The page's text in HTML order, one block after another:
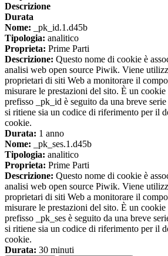
Descrizione
Durata
Nome: _pk_id.1.d45b
Tipologia: analitico
Proprieta: Prime Parti
Descrizione: Questo nome di cookie è
analisi web open source Piwik. Viene
proprietari di siti Web a monitorare il
misurare le prestazioni del sito. È un
prefisso _pk_id è seguito da una breve
si ritiene sia un codice di riferimento per il
cookie.
Durata: 1 anno
Nome: _pk_ses.1.d45b
Tipologia: analitico
Proprieta: Prime Parti
Descrizione: Questo nome di cookie è
analisi web open source Piwik. Viene
proprietari di siti Web a monitorare il
misurare le prestazioni del sito. È un
prefisso _pk_ses è seguito da una breve
si ritiene sia un codice di riferimento per il
cookie.
Durata: 30 minuti